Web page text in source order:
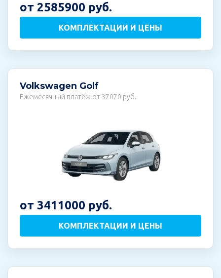
от 2585900 руб.
КОМПЛЕКТАЦИИ И ЦЕНЫ
Volkswagen Golf
Ежемесячный платёж от 37070 руб.
от 3411000 руб.
КОМПЛЕКТАЦИИ И ЦЕНЫ